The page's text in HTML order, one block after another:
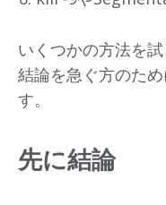
いくつかの方法を試
結論を急ぐ方のた
す。
先に結論